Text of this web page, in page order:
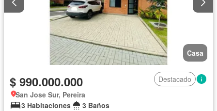
Casa
$ 990.000.000
Destacado
San Jose Sur, Pereira
3 Habitaciones
3 Baños